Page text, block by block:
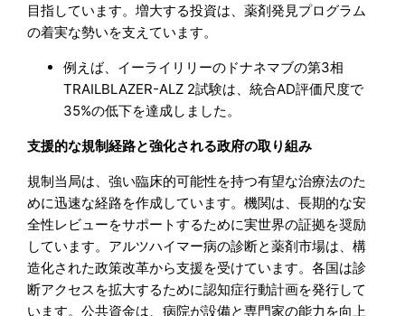
目指しています。増大する投資は、薬剤発見プログラム
の着実な勢いを支えています。
例えば、イーライリリーのドナネマブの第3相
TRAILBLAZER-ALZ 2試験は、統合AD評価尺度で
35%の低下を達成しました。
支援的な規制経路と強化される政府の取り組み
規制当局は、強い臨床的可能性を持つ有望な治療法のた
めに迅速な経路を作成しています。機関は、長期的な安
全性レビューをサポートするために実世界の証拠を奨励
しています。アルツハイマー病の診断と薬剤市場は、構
造化された政策改革から支援を受けています。各国は診
断アクセスを拡大するために認知症行動計画を発行して
います。公共資金は、病院が設備と専門家の能力を向上